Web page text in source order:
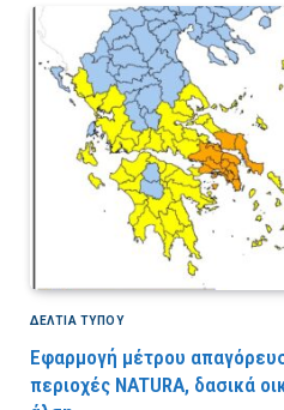
ΔΕΛΤΙΑ ΤΥΠΟΥ
Εφαρμογή μέτρου
περιοχές NATURA, δασικά